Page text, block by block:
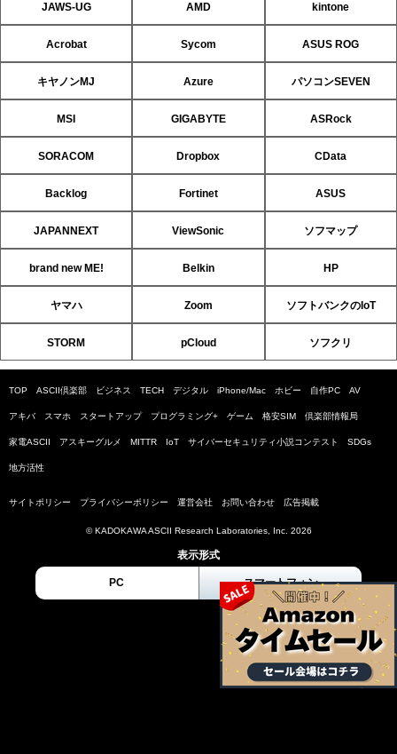
JAWS-UG AMD kintone
Acrobat Sycom ASUS ROG
キヤノンMJ Azure パソコンSEVEN
MSI GIGABYTE ASRock
SORACOM Dropbox CData
Backlog Fortinet ASUS
JAPANNEXT ViewSonic ソフマップ
brand new ME! Belkin HP
ヤマハ Zoom ソフトバンクのIoT
STORM pCloud ソフクリ
TOP ASCII倶楽部 ビジネス TECH デジタル iPhone/Mac ホビー 自作PC AV
アキバ スマホ スタートアップ プログラミング+ ゲーム 格安SIM 倶楽部情報局
家電ASCII アスキーグルメ MITTR IoT サイバーセキュリティ小説コンテスト SDGs
地方活性
サイトポリシー プライバシーポリシー 運営会社 お問い合わせ 広告掲載
© KADOKAWA ASCII Research Laboratories, Inc. 2026
表示形式
PC スマートフォン